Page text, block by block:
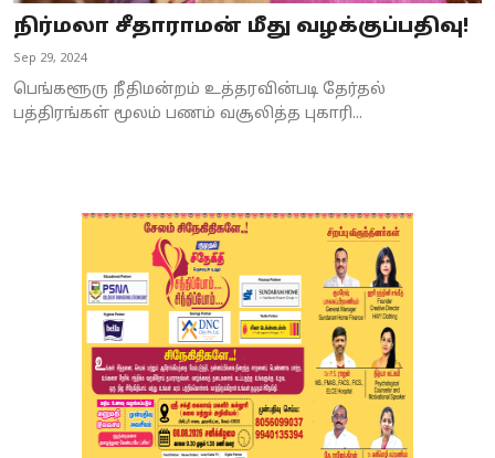
Astrology
Spirituality
Weather
நிர்மலா சீதாராமன் மீது வழக்குப்பதிவு!
Sep 29, 2024
பெங்களூரு நீதிமன்றம் உத்தரவின்படி தேர்தல்
பத்திரங்கள் மூலம் பணம் வசூலித்த புகாரி...